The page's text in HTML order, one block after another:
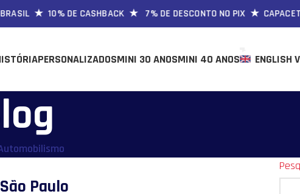
★ 10% DE CASHBACK ★ 7% DE DESCONTO NO PIX ★
PERSONALIZADOSMINI 30 ANOSMINI 40 ANOS ENGLISH
Paulo